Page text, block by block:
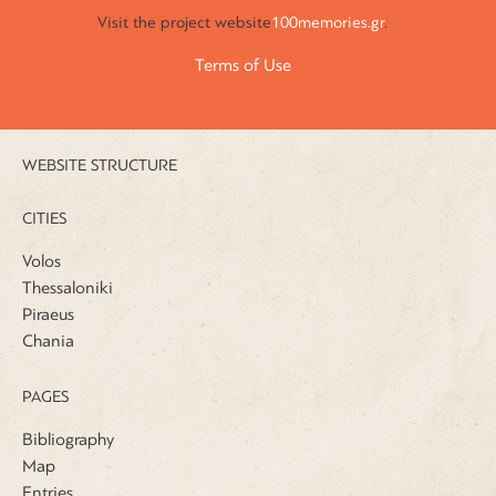
Visit the project website100memories.gr.
Terms of Use
WEBSITE STRUCTURE
CITIES
Volos
Thessaloniki
Piraeus
Chania
PAGES
Bibliography
Map